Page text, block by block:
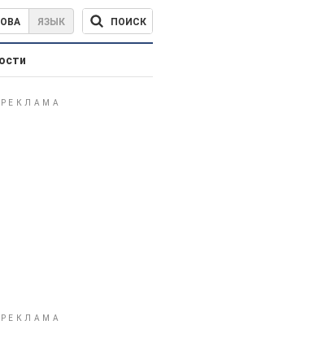
ЯЗЫК ПОИСК